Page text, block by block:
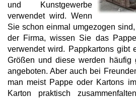
und Kunstgewerbe
verwendet wird. Wenn
Sie schon einmal umgezogen
der Firma, wissen Sie das
verwendet wird. Pappkartons gibt
Größen und diese werden häufig
angeboten. Aber auch bei
man meist Pappe oder Kartons
Karton praktisch